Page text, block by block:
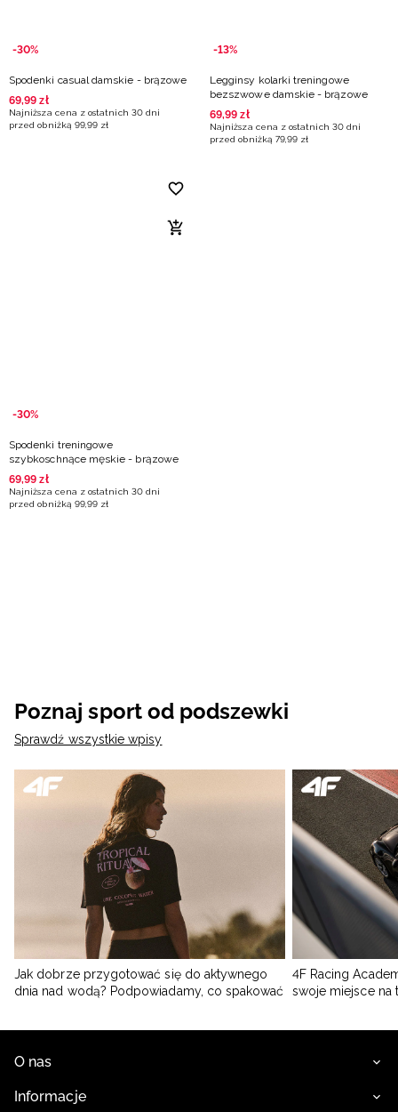
-30%
Spodenki casual damskie - brązowe
69,99 zł
Najniższa cena z ostatnich 30 dni
przed obniżką 99,99 zł
-13%
Legginsy kolarki treningowe
bezszwowe damskie - brązowe
69,99 zł
Najniższa cena z ostatnich 30 dni
przed obniżką 79,99 zł
-30%
Spodenki treningowe
szybkoschnące męskie - brązowe
69,99 zł
Najniższa cena z ostatnich 30 dni
przed obniżką 99,99 zł
Poznaj sport od podszewki
Sprawdź wszystkie wpisy
Jak dobrze przygotować się do aktywnego
dnia nad wodą? Podpowiadamy, co spakować
4F Racing
swoje miejsce na
O nas
Informacje